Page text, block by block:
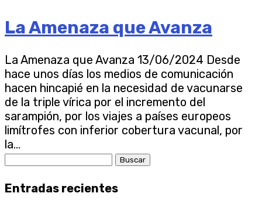
La Amenaza que Avanza
La Amenaza que Avanza 13/06/2024 Desde
hace unos días los medios de comunicación
hacen hincapié en la necesidad de vacunarse
de la triple vírica por el incremento del
sarampión, por los viajes a países europeos
limítrofes con inferior cobertura vacunal, por
la...
Buscar:
Entradas recientes